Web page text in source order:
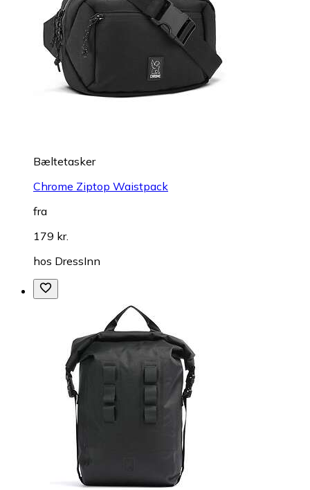
Bæltetasker
Chrome Ziptop Waistpack
fra
179 kr.
hos DressInn